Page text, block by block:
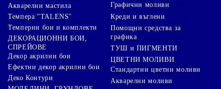
Акварелни мастила
Темпера "TALENS"
Темперни бои и комплекти
ДЕКОРАЦИОННИ БОИ,
СПРЕЙОВЕ
Декор акрилни бои
Ефектни декор акрилни бои
Деко Контури
Графични моливи
Креди и въглени
Помощни средства за
графика
ТУШ и ПИГМЕНТИ
ЦВЕТНИ МОЛИВИ
Стандартни цветни моливи
Акварелни моливи